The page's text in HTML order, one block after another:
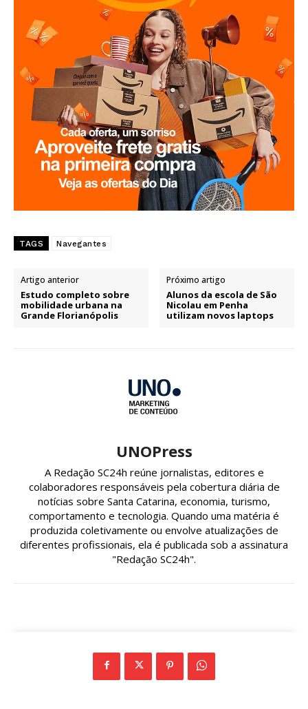
TAGS Navegantes
Artigo anterior
Estudo completo sobre
mobilidade urbana na
Grande Florianópolis
Próximo artigo
Alunos da escola de São
Nicolau em Penha
utilizam novos laptops
UNOPress
A Redação SC24h reúne jornalistas, editores e
colaboradores responsáveis pela cobertura diária de
notícias sobre Santa Catarina, economia, turismo,
comportamento e tecnologia. Quando uma matéria é
produzida coletivamente ou envolve atualizações de
diferentes profissionais, ela é publicada sob a assinatura
"Redação SC24h".